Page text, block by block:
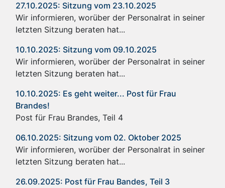
27.10.2025: Sitzung vom 23.10.2025
Wir informieren, worüber der Personalrat in seiner
letzten Sitzung beraten hat...
10.10.2025: Sitzung vom 09.10.2025
Wir informieren, worüber der Personalrat in seiner
letzten Sitzung beraten hat...
10.10.2025: Es geht weiter... Post für Frau
Brandes!
Post für Frau Brandes, Teil 4
06.10.2025: Sitzung vom 02. Oktober 2025
Wir informieren, worüber der Personalrat in seiner
letzten Sitzung beraten hat...
26.09.2025: Post für Frau Bandes, Teil 3